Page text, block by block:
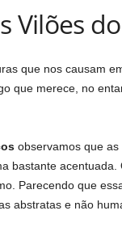
Vilões
que nos causam
que merece, no
observamos que as
bastante
Parecendo que
abstratas e não